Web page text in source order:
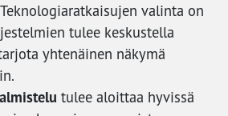
valinta on
tulee keskustella
yhtenäinen näkymä
tulee aloittaa hyvissä